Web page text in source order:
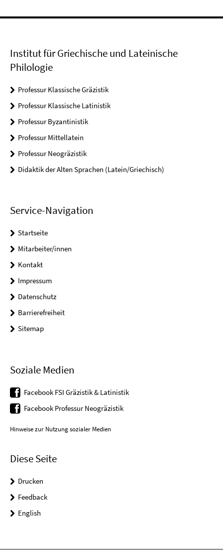
Institut für Griechische und Lateinische
Philologie
Professur Klassische Gräzistik
Professur Klassische Latinistik
Professur Byzantinistik
Professur Mittellatein
Professur Neogräzistik
Didaktik der Alten Sprachen (Latein/Griechisch)
Service-Navigation
Startseite
Mitarbeiter/innen
Kontakt
Impressum
Datenschutz
Barrierefreiheit
Sitemap
Soziale Medien
Facebook FSI Gräzistik & Latinistik
Facebook Professur Neogräzistik
Hinweise zur Nutzung sozialer Medien
Diese Seite
Drucken
Feedback
English